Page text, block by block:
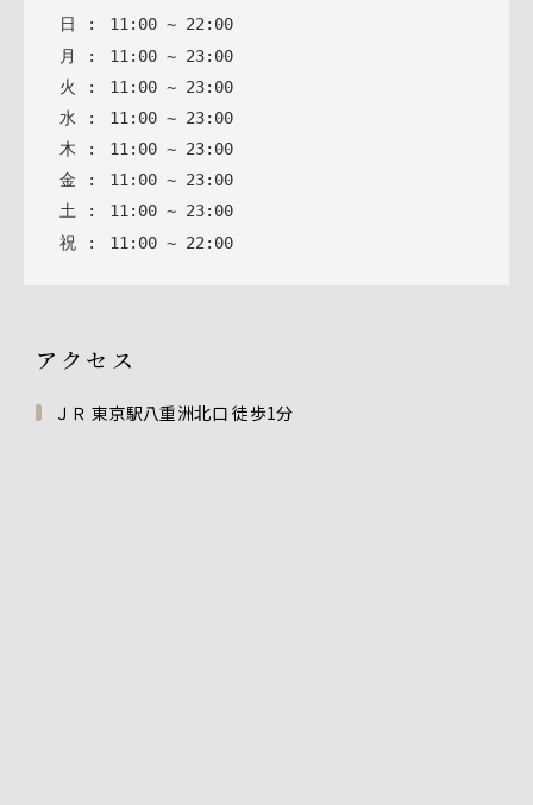
日 : 11: 00 ~ 22: 00
月
: 11 : 00 ~ 23: 00
火
: 11 : 00 ~ 23: 00
水 : 11 : 00 ~ 23: 00
木 : 11 : 00 ~ 23: 00
金 : 11: 00 ~ 23: 00
土 : 11: 00 ~ 23: 00
祝 : 11 : 00 ~ 22 : 00
アクセス
ＪＲ 東京駅八重洲北口 徒歩1分